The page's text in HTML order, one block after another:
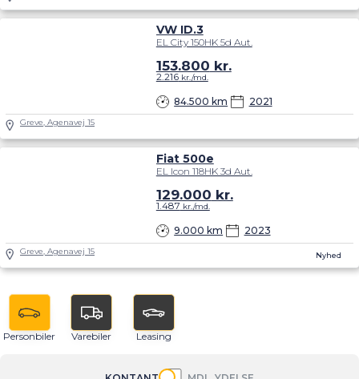
VW ID.3
EL City 150HK 5d Aut.
84.500 km 2021
153.800 kr.
2.216kr./md.
Greve, Agenavej 15
Nyhed
Fiat 500e
EL Icon 118HK 3d Aut.
9.000 km 2023
129.000 kr.
1.487 kr./md.
Greve, Agenavej 15
Personbiler Varebiler Leasing